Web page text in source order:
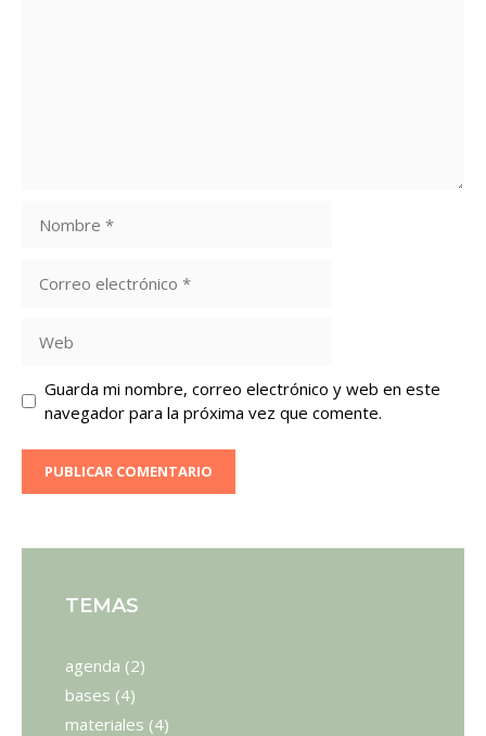
electrónico
Guarda mi nombre, correo electrónico y web en este
navegador para la próxima vez que comente.
TEMAS
agenda (2)
bases (4)
materiales (4)